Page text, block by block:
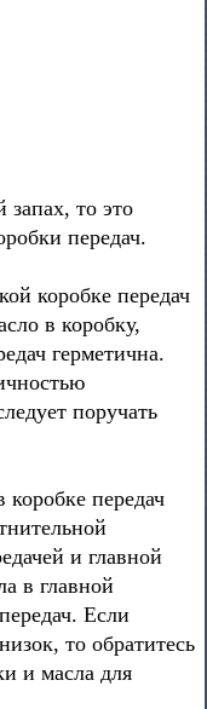
то это
передач.
коробке передач
в коробку,
герметична.
поручать
передач
и главной
в главной
Если
то обратитесь
и масла для